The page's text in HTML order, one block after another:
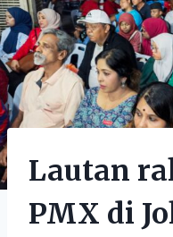
Lautan
PMX di